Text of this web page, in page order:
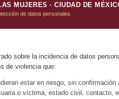
MUJERES · CIUDAD DE
de datos personales
sobre la incidencia de datos
de violencia que:
estar en riesgo, sin
o víctima, estado civil, contacto,